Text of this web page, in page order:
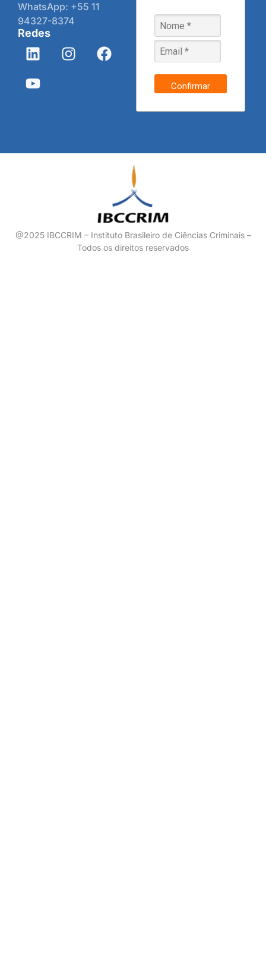
WhatsApp: +55 11
94327-8374
Redes
Confirmar
@2025 IBCCRIM – Instituto Brasileiro de Ciências Criminais –
Todos os direitos reservados